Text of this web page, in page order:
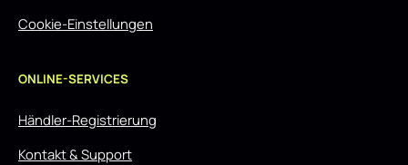
Cookie-Einstellungen
ONLINE-SERVICES
Händler-Registrierung
Kontakt & Support